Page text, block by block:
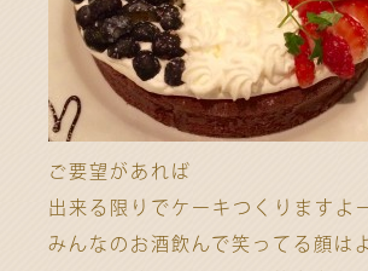
ご要望があれば
出来る限りでケーキつくりますよ
みんなのお酒飲んで笑ってる顔は